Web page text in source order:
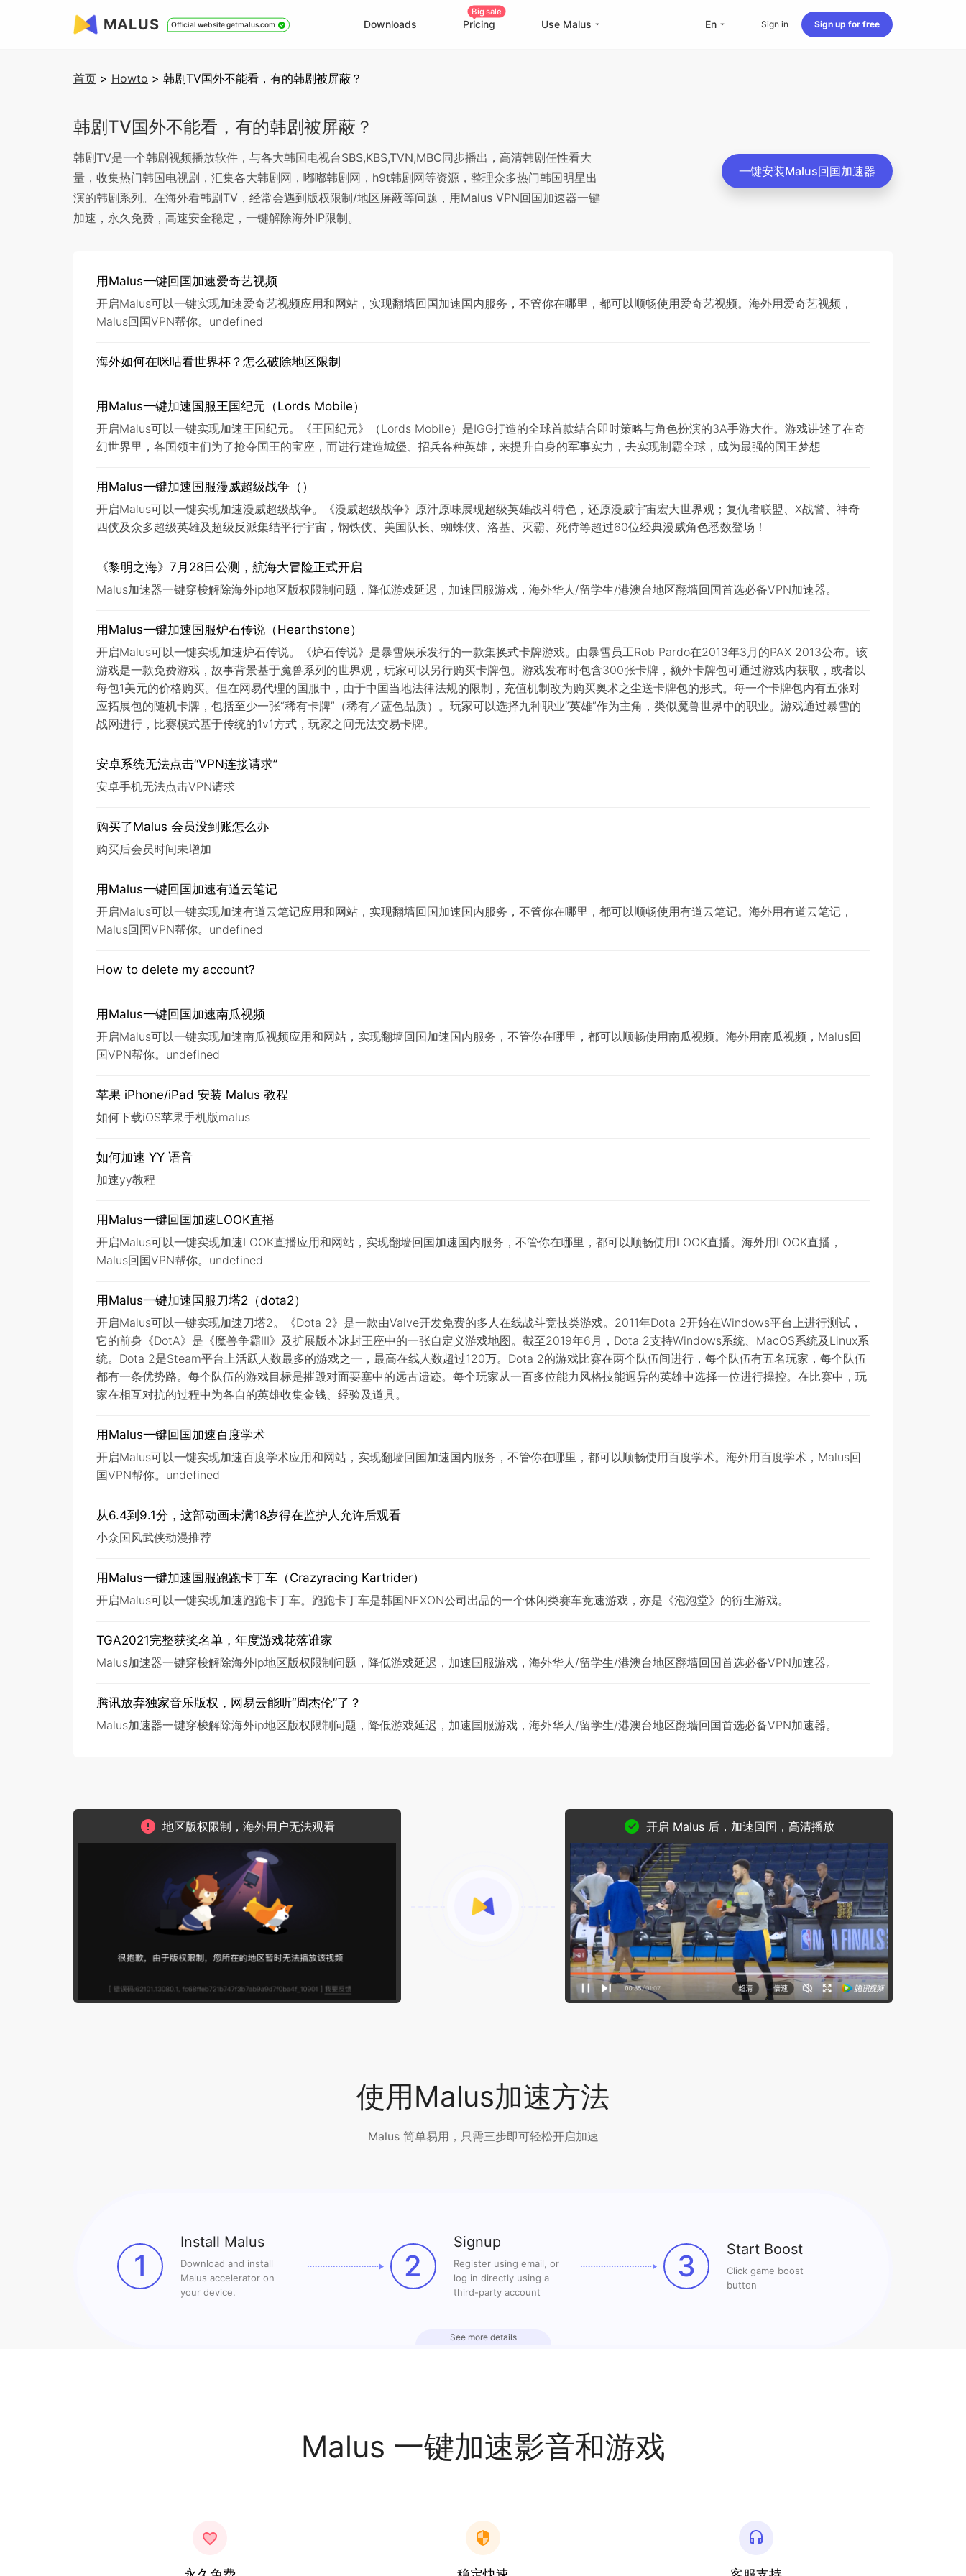
MALUS Official website:getmalus.com Downloads Pricing
Big sale
Use Malus
Help Center
en Sign in Sign up for free
首页 > Howto > 韩剧TV国外不能看，有的韩剧被屏蔽？
韩剧TV国外不能看，有的韩剧被屏蔽？
韩剧TV是一个韩剧视频播放软件，与各大韩国电视台SBS,KBS,TVN,MBC同步播出，高清韩剧任性看大
量，收集热门韩国电视剧，汇集各大韩剧网，嘟嘟韩剧网，h9t韩剧网等资源，整理众多热门韩国明星出
演的韩剧系列。在海外看韩剧TV，经常会遇到版权限制/地区屏蔽等问题，用Malus VPN回国加速器一键
加速，永久免费，高速安全稳定，一键解除海外IP限制。
一键安装Malus回国加速器
用Malus一键回国加速爱奇艺视频
开启Malus可以一键实现加速爱奇艺视频应用和网站，实现翻墙回国加速国内服务，不管你在哪里，都可以顺畅使用爱奇艺视频。海外用爱奇艺视频，
Malus回国VPN帮你。undefined
海外如何在咪咕看世界杯？怎么破除地区限制
用Malus一键加速国服王国纪元（Lords Mobile）
开启Malus可以一键实现加速王国纪元。《王国纪元》（Lords Mobile）是IGG打造的全球首款结合即时策略与角色扮演的3A手游大作。游戏讲述了在奇
幻世界里，各国领主们为了抢夺国王的宝座，而进行建造城堡、招兵各种英雄，来提升自身的军事实力，去实现制霸全球，成为最强的国王梦想
用Malus一键加速国服漫威超级战争（）
开启Malus可以一键实现加速漫威超级战争。《漫威超级战争》原汁原味展现超级英雄战斗特色，还原漫威宇宙宏大世界观；复仇者联盟、X战警、神奇
四侠及众多超级英雄及超级反派集结平行宇宙，钢铁侠、美国队长、蜘蛛侠、洛基、灭霸、死侍等超过60位经典漫威角色悉数登场！
《黎明之海》7月28日公测，航海大冒险正式开启
Malus加速器一键穿梭解除海外ip地区版权限制问题，降低游戏延迟，加速国服游戏，海外华人/留学生/港澳台地区翻墙回国首选必备VPN加速器。
用Malus一键加速国服炉石传说（Hearthstone）
开启Malus可以一键实现加速炉石传说。《炉石传说》是暴雪娱乐发行的一款集换式卡牌游戏。由暴雪员工Rob Pardo在2013年3月的PAX 2013公布。该
游戏是一款免费游戏，故事背景基于魔兽系列的世界观，玩家可以另行购买卡牌包。游戏发布时包含300张卡牌，额外卡牌包可通过游戏内获取，或者以
每包1美元的价格购买。但在网易代理的国服中，由于中国当地法律法规的限制，充值机制改为购买奥术之尘送卡牌包的形式。每一个卡牌包内有五张对
应拓展包的随机卡牌，包括至少一张“稀有卡牌”（稀有／蓝色品质）。玩家可以选择九种职业“英雄”作为主角，类似魔兽世界中的职业。游戏通过暴雪的
战网进行，比赛模式基于传统的1v1方式，玩家之间无法交易卡牌。
安卓系统无法点击“VPN连接请求”
安卓手机无法点击VPN请求
购买了Malus 会员没到账怎么办
购买后会员时间未增加
用Malus一键回国加速有道云笔记
开启Malus可以一键实现加速有道云笔记应用和网站，实现翻墙回国加速国内服务，不管你在哪里，都可以顺畅使用有道云笔记。海外用有道云笔记，
Malus回国VPN帮你。undefined
How to delete my account?
用Malus一键回国加速南瓜视频
开启Malus可以一键实现加速南瓜视频应用和网站，实现翻墙回国加速国内服务，不管你在哪里，都可以顺畅使用南瓜视频。海外用南瓜视频，Malus回
国VPN帮你。undefined
苹果 iPhone/iPad 安装 Malus 教程
如何下载iOS苹果手机版malus
如何加速 YY 语音
加速yy教程
用Malus一键回国加速LOOK直播
开启Malus可以一键实现加速LOOK直播应用和网站，实现翻墙回国加速国内服务，不管你在哪里，都可以顺畅使用LOOK直播。海外用LOOK直播，
Malus回国VPN帮你。undefined
用Malus一键加速国服刀塔2（dota2）
开启Malus可以一键实现加速刀塔2。《Dota 2》是一款由Valve开发免费的多人在线战斗竞技类游戏。2011年Dota 2开始在Windows平台上进行测试，
它的前身《DotA》是《魔兽争霸III》及扩展版本冰封王座中的一张自定义游戏地图。截至2019年6月，Dota 2支持Windows系统、MacOS系统及Linux系
统。Dota 2是Steam平台上活跃人数最多的游戏之一，最高在线人数超过120万。Dota 2的游戏比赛在两个队伍间进行，每个队伍有五名玩家，每个队伍
都有一条优势路。每个队伍的游戏目标是摧毁对面要塞中的远古遗迹。每个玩家从一百多位能力风格技能迥异的英雄中选择一位进行操控。在比赛中，玩
家在相互对抗的过程中为各自的英雄收集金钱、经验及道具。
用Malus一键回国加速百度学术
开启Malus可以一键实现加速百度学术应用和网站，实现翻墙回国加速国内服务，不管你在哪里，都可以顺畅使用百度学术。海外用百度学术，Malus回
国VPN帮你。undefined
从6.4到9.1分，这部动画未满18岁得在监护人允许后观看
小众国风武侠动漫推荐
用Malus一键加速国服跑跑卡丁车（Crazyracing Kartrider）
开启Malus可以一键实现加速跑跑卡丁车。跑跑卡丁车是韩国NEXON公司出品的一个休闲类赛车竞速游戏，亦是《泡泡堂》的衍生游戏。
TGA2021完整获奖名单，年度游戏花落谁家
Malus加速器一键穿梭解除海外ip地区版权限制问题，降低游戏延迟，加速国服游戏，海外华人/留学生/港澳台地区翻墙回国首选必备VPN加速器。
腾讯放弃独家音乐版权，网易云能听“周杰伦”了？
Malus加速器一键穿梭解除海外ip地区版权限制问题，降低游戏延迟，加速国服游戏，海外华人/留学生/港澳台地区翻墙回国首选必备VPN加速器。
地区版权限制，海外用户无法观看 开启 Malus 后，加速回国，高清播放
使用Malus加速方法
Malus 简单易用，只需三步即可轻松开启加速
1
Install Malus
Download and install
Malus accelerator on
your device.
2
Signup
Register using email, or
log in directly using a
third-party account
3 Start Boost
Click game boost
button
See more details
Malus 一键加速影音和游戏